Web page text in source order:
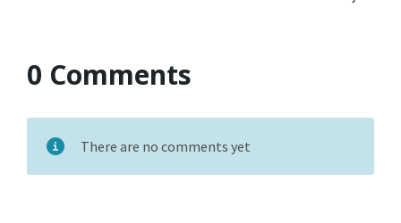
0 Comments
There are no comments yet